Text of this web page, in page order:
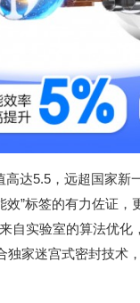
达5.5，远超国家新
”标签的有力佐证，
自实验室的算法优
家迷宫式密封技术